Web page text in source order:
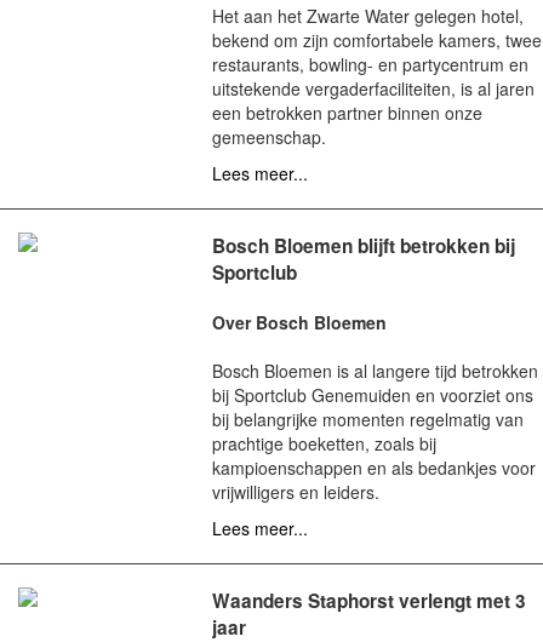
Het aan het Zwarte Water gelegen hotel,
bekend om zijn comfortabele kamers, twee
restaurants, bowling- en partycentrum en
uitstekende vergaderfaciliteiten, is al jaren
een betrokken partner binnen onze
gemeenschap.
Lees meer...
Bosch Bloemen blijft betrokken bij
Sportclub
Over Bosch Bloemen
Bosch Bloemen is al langere tijd betrokken
bij Sportclub Genemuiden en voorziet ons
bij belangrijke momenten regelmatig van
prachtige boeketten, zoals bij
kampioenschappen en als bedankjes voor
vrijwilligers en leiders.
Lees meer...
Waanders Staphorst verlengt met 3
jaar